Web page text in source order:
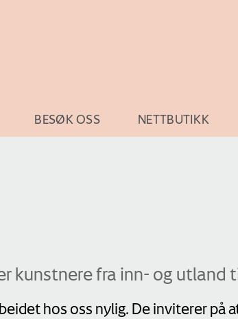
BESØK OSS NETTBUTIKK
kunstnere fra inn- og utland
hos oss nylig. De inviterer på